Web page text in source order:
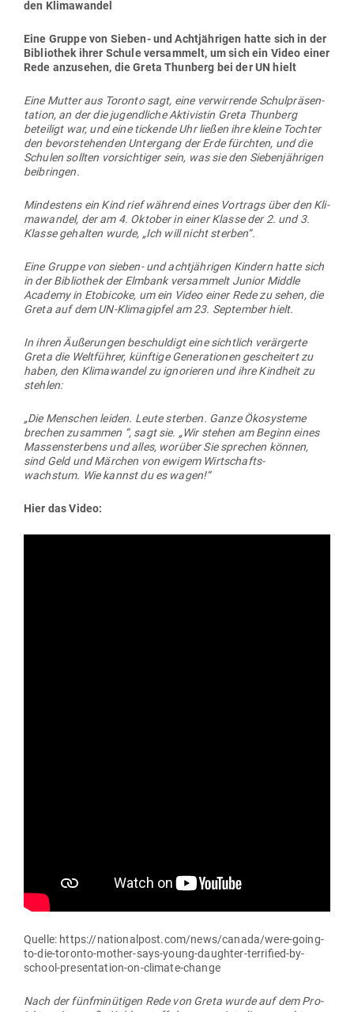
den Klimawandel
Eine Gruppe von Sieben- und Acht­jäh­rigen hatte sich in der
Bibliothek ihrer Schule ver­sammelt, um sich ein Video einer
Rede anzu­sehen, die Greta Thunberg bei der UN hielt
Eine Mutter aus Toronto sagt, eine ver­wir­rende Schul­prä­sen­
tation, an der die jugend­liche Akti­vistin Greta Thunberg
beteiligt war, und eine tickende Uhr ließen ihre kleine Tochter
den bevor­ste­henden Untergang der Erde fürchten, und die
Schulen sollten vor­sich­tiger sein, was sie den Sie­ben­jäh­rigen
beibringen.
Min­destens ein Kind rief während eines Vor­trags über den Kli­
ma­wandel, der am 4. Oktober in einer Klasse der 2. und 3.
Klasse gehalten wurde, „Ich will nicht sterben“.
Eine Gruppe von sieben- und acht­jäh­rigen Kindern hatte sich
in der Bibliothek der Elmbank ver­sammelt Junior Middle
Academy in Eto­bicoke, um ein Video einer Rede zu sehen, die
Greta auf dem UN-Kli­ma­gipfel am 23. Sep­tember hielt.
In ihren Äuße­rungen beschuldigt eine sichtlich ver­är­gerte
Greta die Welt­führer, künftige Gene­ra­tionen gescheitert zu
haben, den Kli­ma­wandel zu igno­rieren und ihre Kindheit zu
stehlen:
„Die Men­schen leiden. Leute sterben. Ganze Öko­systeme
brechen zusammen “, sagt sie. „Wir stehen am Beginn eines
Mas­sen­sterbens und alles, worüber Sie sprechen können,
sind Geld und Märchen von ewigem Wirt­schafts­
wachstum. Wie kannst du es wagen!“
Hier das Video:
Quelle: https://nationalpost.com/news/canada/were-going-
to-die-toronto-mother-says-young-daughter-terrified-by-
school-presentation-on-climate-change
Nach der fünf­mi­nü­tigen Rede von Greta wurde auf dem Pro­